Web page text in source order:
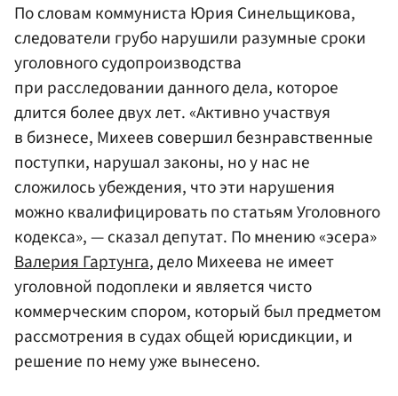
По словам коммуниста Юрия Синельщикова,
следователи грубо нарушили разумные сроки
уголовного судопроизводства
при расследовании данного дела, которое
длится более двух лет. «Активно участвуя
в бизнесе, Михеев совершил безнравственные
поступки, нарушал законы, но у нас не
сложилось убеждения, что эти нарушения
можно квалифицировать по статьям Уголовного
кодекса», — сказал депутат. По мнению «эсера»
Валерия Гартунга, дело Михеева не имеет
уголовной подоплеки и является чисто
коммерческим спором, который был предметом
рассмотрения в судах общей юрисдикции, и
решение по нему уже вынесено.